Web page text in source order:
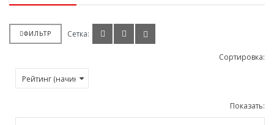
ФИЛЬТР Сетка:
Сортировка:
Показать: